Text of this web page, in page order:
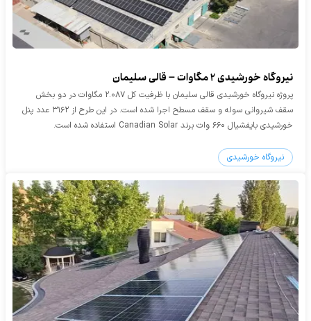
نیروگاه خورشیدی ۲ مگاوات – قالی سلیمان
پروژه نیروگاه خورشیدی قالی سلیمان با ظرفیت کل ۲.۰۸۷ مگاوات در دو بخش
سقف شیروانی سوله و سقف مسطح اجرا شده است. در این طرح از ۳۱۶۲ عدد پنل
خورشیدی بایفشیال ۶۶۰ وات برند Canadian Solar استفاده شده است.
نیروگاه خورشیدی